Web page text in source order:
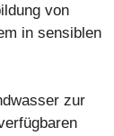
von
in sensiblen
zur